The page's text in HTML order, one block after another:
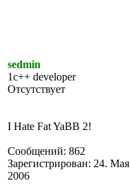
sedmin
1c++ developer
Отсутствует
I Hate Fat YaBB 2!
Сообщений: 862
Зарегистрирован: 24. Мая
2006